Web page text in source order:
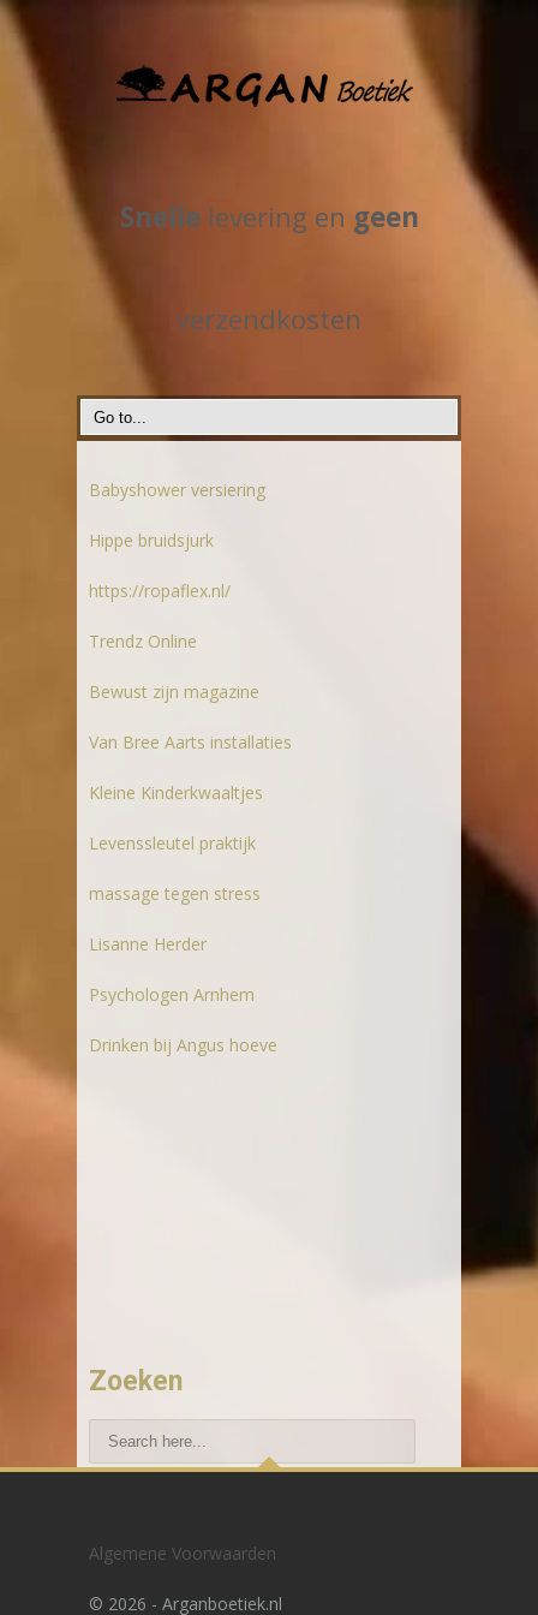
Snellelevering en geen
verzendkosten
Babyshower versiering
Hippe bruidsjurk
https://ropaflex.nl/
Trendz Online
Bewust zijn magazine
Van Bree Aarts installaties
Kleine Kinderkwaaltjes
Levenssleutel praktijk
massage tegen stress
Lisanne Herder
Psychologen Arnhem
Drinken bij Angus hoeve
Zoeken
Algemene Voorwaarden
© 2026 - Arganboetiek.nl